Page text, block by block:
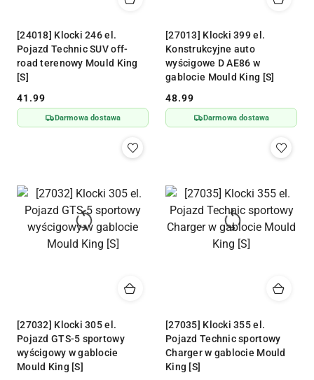
[24018] Klocki 246 el.
Pojazd Technic SUV off-
road terenowy Mould King
[S]
Cena:
41.99
Darmowa dostawa
[27013] Klocki 399 el.
Konstrukcyjne auto
wyścigowe D AE86 w
gablocie Mould King [S]
Cena:
48.99
Darmowa dostawa
[27032] Klocki 305 el.
Pojazd GTS-5 sportowy
wyścigowy w gablocie
Mould King [S]
[27035] Klocki 355 el.
Pojazd Technic sportowy
Charger w gablocie Mould
King [S]